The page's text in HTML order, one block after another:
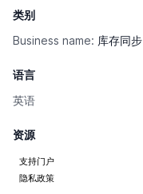
类别
Business name: 库存同步
语言
英语
资源
支持门户
隐私政策